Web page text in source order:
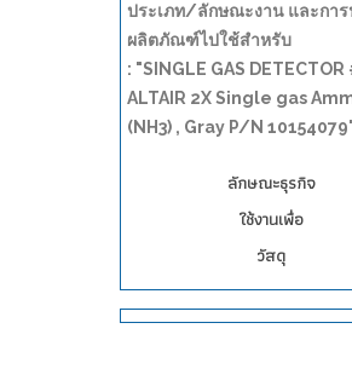
ประเภท/ลักษณะงาน และการ
ผลิตภัณฑ์ไปใช้สำหรับ
: "SINGLE GAS DETECTOR
ALTAIR 2X Single gas
(NH3) , Gray P/N
ลักษณะธุรกิจ
ใช้งานเพื่อ
วัสดุ